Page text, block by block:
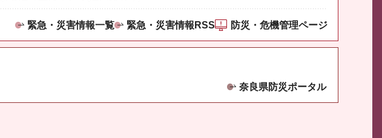
緊急・災害情報一覧 緊急・災害情報RSS 防災・危機管理ページ
奈良県防災ポータル